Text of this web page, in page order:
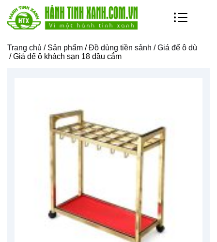
Trang chủ / Sản phẩm /Đồ dùng tiền sảnh /Giá để ô dù
/ Giá để ô khách sạn 18 đầu cắm